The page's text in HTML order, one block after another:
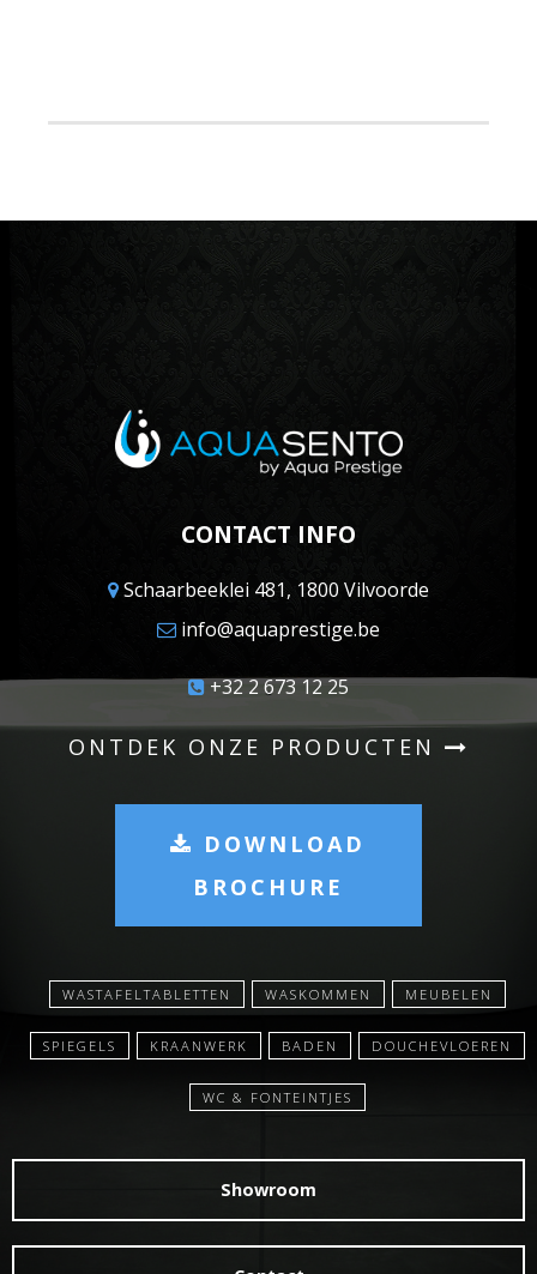
CONTACT INFO
Schaarbeeklei 481, 1800 Vilvoorde
info@aquaprestige.be
+32 2 673 12 25
ONTDEK ONZE PRODUCTEN
DOWNLOAD
BROCHURE
WASTAFELTABLETTEN WASKOMMEN MEUBELEN
SPIEGELS KRAANWERK BADEN DOUCHEVLOEREN
WC & FONTEINTJES
Showroom